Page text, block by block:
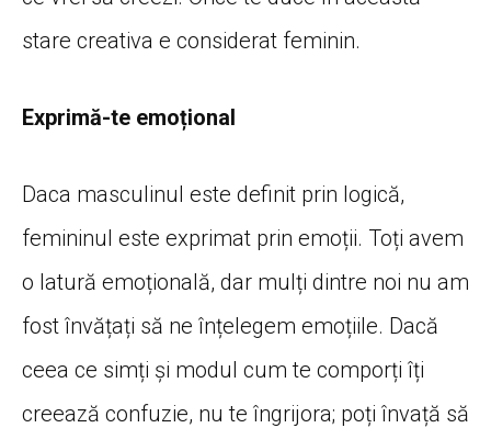
stare creativa e considerat feminin.
Exprimă-te emoțional
Daca masculinul este definit prin logică,
femininul este exprimat prin emoții. Toți avem
o latură emoțională, dar mulți dintre noi nu am
fost învățați să ne înțelegem emoțiile. Dacă
ceea ce simți și modul cum te comporți îți
creează confuzie, nu te îngrijora; poți învață să